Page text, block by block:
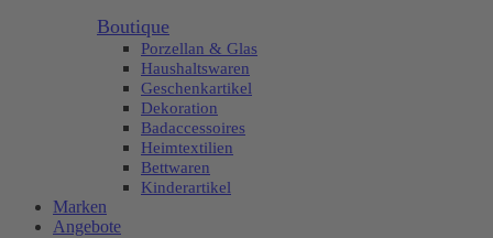
Boutique
Porzellan & Glas
Haushaltswaren
Geschenkartikel
Dekoration
Badaccessoires
Heimtextilien
Bettwaren
Kinderartikel
Marken
Angebote